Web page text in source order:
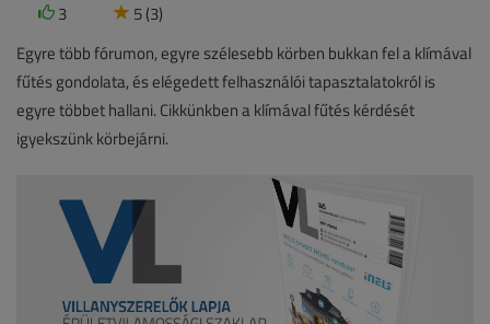
3
5 (3)
Egyre több fórumon, egyre szélesebb körben bukkan fel a klímával
fűtés gondolata, és elégedett felhasználói tapasztalatokról is
egyre többet hallani. Cikkünkben a klímával fűtés kérdését
igyekszünk körbejárni.